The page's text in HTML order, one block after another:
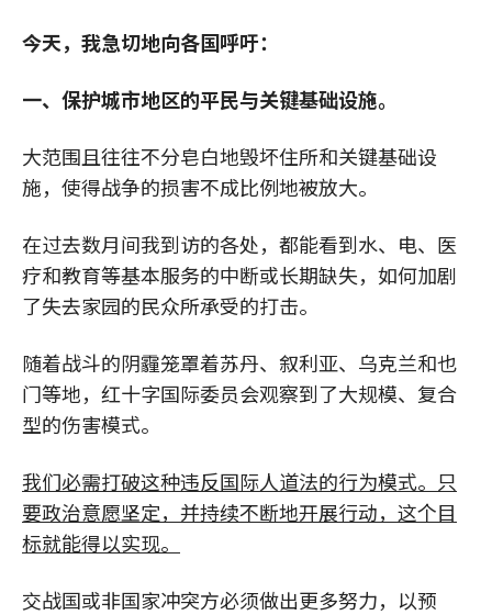
今天，我急切地向各国呼吁：
一、保护城市地区的平民与关键基础设施。
大范围且往往不分皂白地毁坏住所和关键基础设
施，使得战争的损害不成比例地被放大。
在过去数月间我到访的各处，都能看到水、电、医
疗和教育等基本服务的中断或长期缺失，如何加剧
了失去家园的民众所承受的打击。
随着战斗的阴霾笼罩着苏丹、叙利亚、乌克兰和也
门等地，红十字国际委员会观察到了大规模、复合
型的伤害模式。
我们必需打破这种违反国际人道法的行为模式。只
要政治意愿坚定，并持续不断地开展行动，这个目
标就能得以实现。
交战国或非国家冲突方必须做出更多努力，以预